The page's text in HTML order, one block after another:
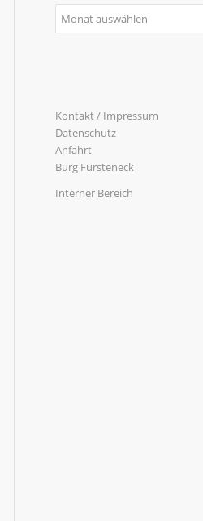
Kontakt / Impressum
Datenschutz
Anfahrt
Burg Fürsteneck
Interner Bereich